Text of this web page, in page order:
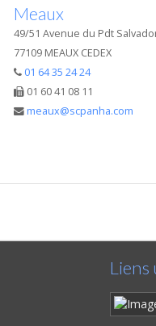
Meaux
49/51 Avenue du Pdt
77109 MEAUX CEDEX
01 64 35 24 24
01 60 41 08 11
meaux@scpanha.com
Liens